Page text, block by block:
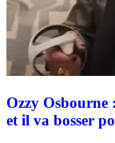
Ozzy Osbourne
et il va bosser